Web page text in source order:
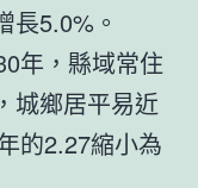
長5.0%。
年，縣域常住
城鄉居平易近
的2.27縮小為